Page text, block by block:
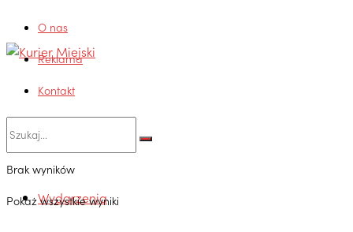
O nas
Reklama
Kontakt
Brak wyników
Pokaż wszystkie wyniki
Wydarzenia